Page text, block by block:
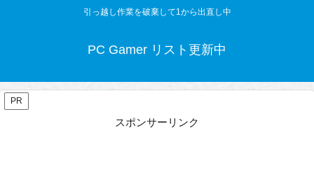
引っ越し作業を破棄して1から出直し中
PC Gamer リスト更新中
PR
スポンサーリンク